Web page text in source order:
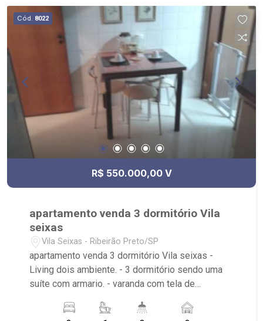
Cód. 8022
R$ 550.000,00 V
apartamento venda 3 dormitório Vila
seixas
Vila Seixas - Ribeirão Preto/SP
apartamento venda 3 dormitório Vila seixas -
Living dois ambiente. - 3 dormitório sendo uma
suíte com armario. - varanda com tela de
banheiro de serviço. - banheiro social. - portaria